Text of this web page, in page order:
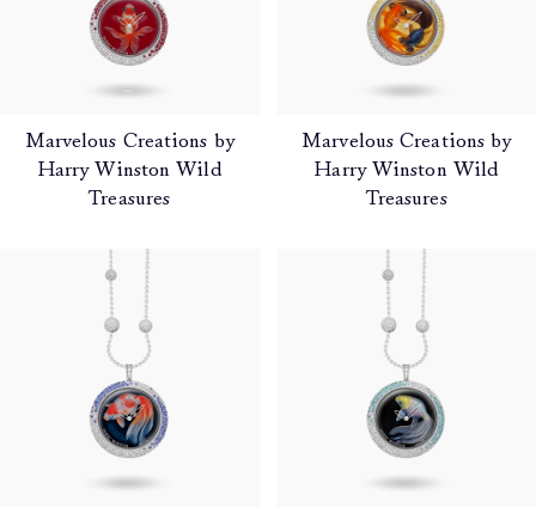
Marvelous Creations by
Harry Winston Wild
Treasures
Marvelous Creations by
Harry Winston Wild
Treasures